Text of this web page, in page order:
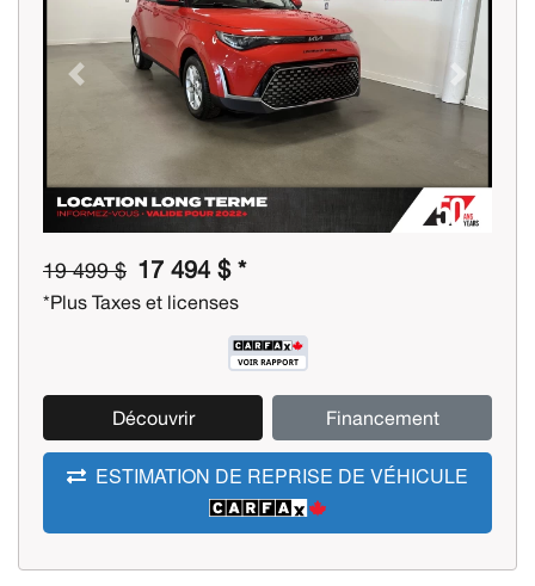
Previous Next
19 499 $ 17 494 $ *
*Plus Taxes et licenses
Découvrir Financement
ESTIMATION DE REPRISE DE VÉHICULE